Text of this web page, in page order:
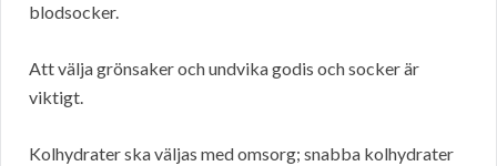
blodsocker.
Att välja grönsaker och undvika godis och socker är
viktigt.
Kolhydrater ska väljas med omsorg; snabba kolhydrater